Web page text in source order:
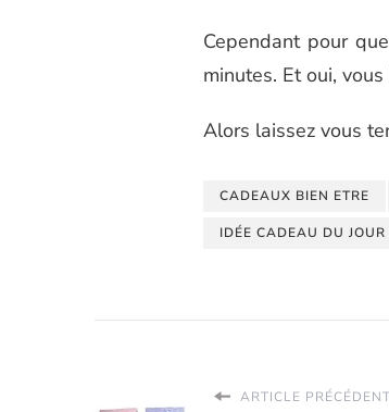
Cependant pour
minutes. Et oui,
Alors laissez vous
CADEAUX BIEN ETRE
IDÉE CADEAU DU JOUR
ARTICLE PRÉCÉDENT